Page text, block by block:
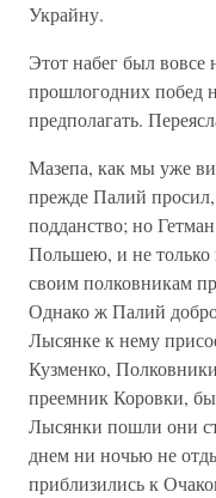
Украйну.
Этот набег был
прошлогодних побед
предполагать.
Мазепа, как мы уже
прежде Палий
подданство; но
Польшею, и не только
своим полковникам
Однако ж Палий
Лысянке к нему
Кузменко,
преемник Коровки,
Лысянки пошли они
днем ни ночью не
приблизились к